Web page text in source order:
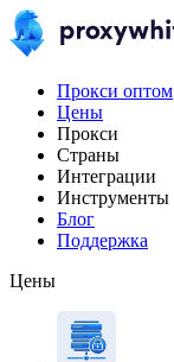
Прокси оптом
Цены
Прокси
Страны
Интеграции
Инструменты
Блог
Поддержка
Цены